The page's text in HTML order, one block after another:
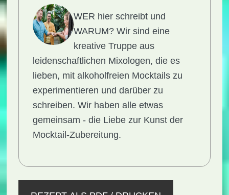
WER hier schreibt und
WARUM?Wir sind eine
kreative Truppe aus
leidenschaftlichen Mixologen, die es
lieben, mit alkoholfreien Mocktails zu
experimentieren und darüber zu
schreiben. Wir haben alle etwas
gemeinsam - die Liebe zur Kunst der
Mocktail-Zubereitung.